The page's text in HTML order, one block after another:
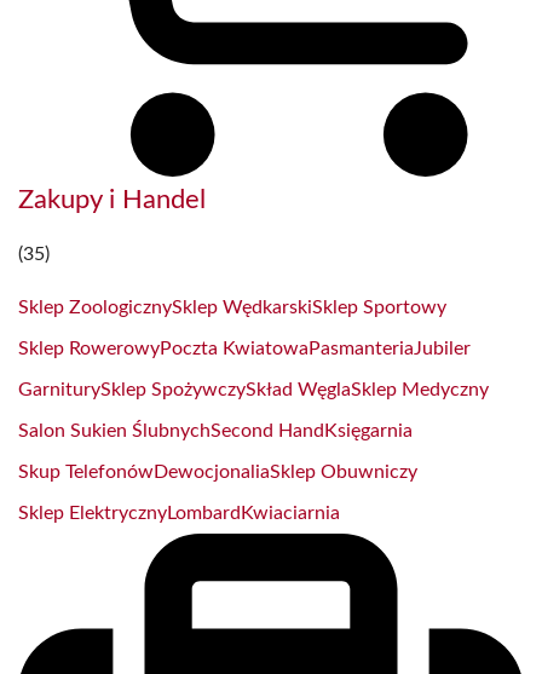
Zakupy i Handel
(35)
Sklep ZoologicznySklep WędkarskiSklep Sportowy
Sklep RowerowyPoczta Kwiatowa PasmanteriaJubiler
GarniturySklep SpożywczySkład WęglaSklep Medyczny
Salon Sukien ŚlubnychSecond Hand Księgarnia
Skup TelefonówDewocjonaliaSklep Obuwniczy
Sklep ElektrycznyLombard Kwiaciarnia